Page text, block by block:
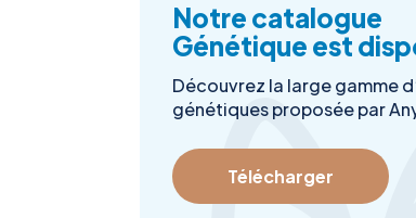
Notre catalogue
Génétique est
Découvrez la large gamme
génétiques proposée par
Télécharger